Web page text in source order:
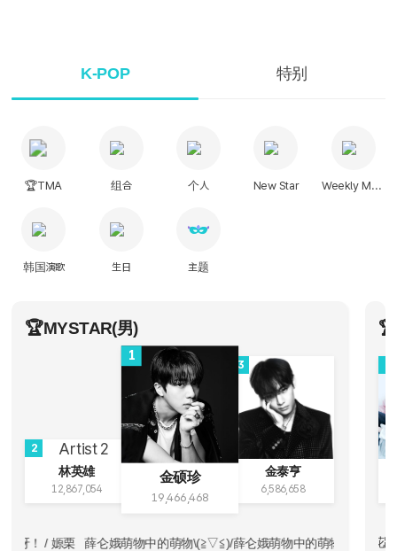
K-POP 特别
🏆TMA 组合 个人 New Star Weekly Music
韩国演歌 生日 主题
🏆MYSTAR(男)
2
林英雄
12,867,054
1
金硕珍
19,466,468
3
金泰亨
6,586,658
\(≧▽≦)/薛仑娥萌物中的萌物\(≧▽≦)/薛仑娥萌物中的萌物\(≧▽≦)/
💙💜💗❤️🖤 / 松夜不知道 一起走花路呀！ / Enino Grind and vote
肝，我的小宝宝，我的小猪猪，我的小萌萌，我的小呆呆，我的小